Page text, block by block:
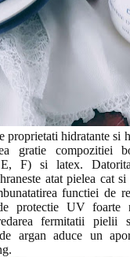
proprietati hidratante si
gratie compozitiei
F) si latex.
atat pielea cat
functiei de
protectie UV foarte
fermitatii
argan aduce un